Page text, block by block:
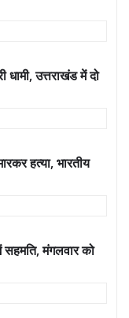
धामी, उत्तराखंड में दो
हत्या, भारतीय
सहमति, मंगलवार को